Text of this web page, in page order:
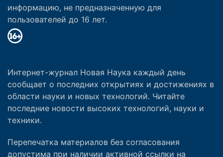
информацию, не предназначенную для
пользователей до 16 лет.
Интернет-журнал Новая Наука каждый день
сообщает о последних открытиях и достижениях в
области науки и новых технологий. Читайте
последние новости высоких технологий, науки и
техники.
Перепечатка материалов без согласования
допустима при наличии активной ссылки на